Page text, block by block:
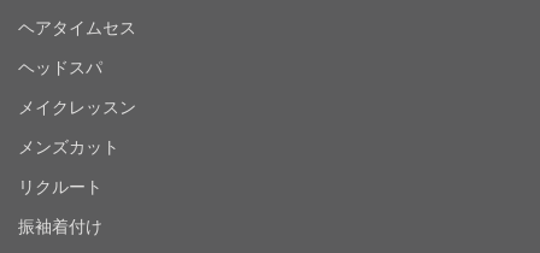
ヘアタイムセス
ヘッドスパ
メイクレッスン
メンズカット
リクルート
振袖着付け